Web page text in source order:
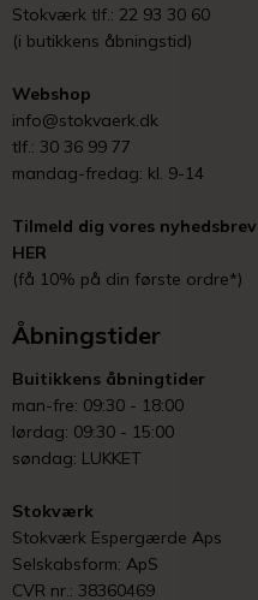
Stokværk tlf.: 22 93 30 60
(i butikkens åbningstid)
Webshop
info@stokvaerk.dk
tlf.: 30 36 99 77
mandag-fredag: kl. 9-14
Tilmeld dig vores nyhedsbrev
HER
(få 10% på din første ordre*)
Åbningstider
Buitikkens åbningtider
man-fre: 09:30 - 18:00
lørdag: 09:30 - 15:00
søndag: LUKKET
Stokværk
Stokværk Espergærde Aps
Selskabsform: ApS
CVR nr.: 38360469